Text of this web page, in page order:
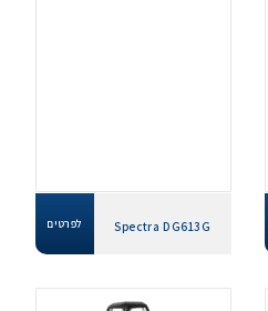
Spectra DG613G לפרטים